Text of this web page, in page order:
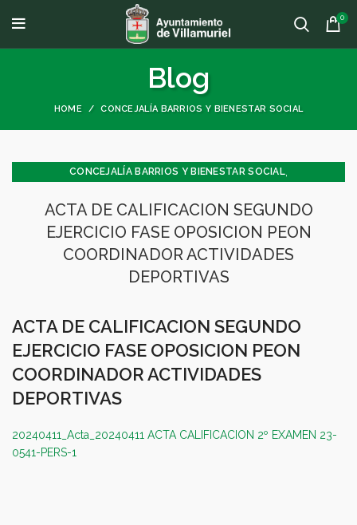
0
Blog
HOME CONCEJALÍA BARRIOS Y BIENESTAR SOCIAL
CONCEJALÍA BARRIOS Y BIENESTAR SOCIAL
CONCEJALÍA JUVENTUD INFANCIA Y PARTICIPACIÓN,
DEPORTES, GENERAL
ACTA DE CALIFICACION SEGUNDO
EJERCICIO FASE OPOSICION PEON
COORDINADOR ACTIVIDADES
DEPORTIVAS
ACTA DE CALIFICACION SEGUNDO
EJERCICIO FASE OPOSICION PEON
COORDINADOR ACTIVIDADES
DEPORTIVAS
20240411_Acta_20240411 ACTA CALIFICACION 2º EXAMEN 23-
0541-PERS-1